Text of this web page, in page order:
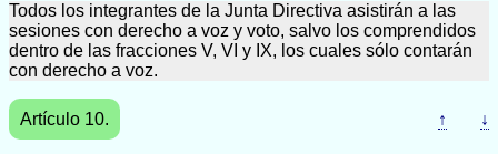
Todos los integrantes de la Junta Directiva asistirán a las
sesiones con derecho a voz y voto, salvo los comprendidos
dentro de las fracciones V, VI y IX, los cuales sólo contarán
con derecho a voz.
Artículo 10. ↑ ↓